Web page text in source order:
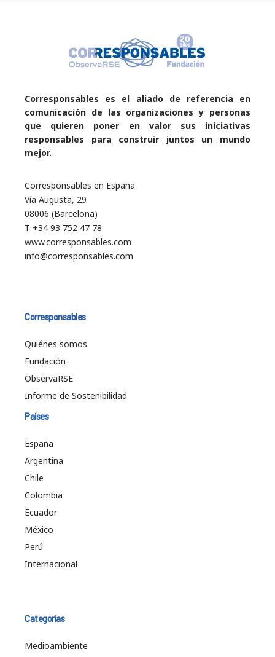
Corresponsables es el aliado de referencia en
comunicación de las organizaciones y personas
que quieren poner en valor sus iniciativas
responsables para construir juntos un mundo
mejor.
Corresponsables en España
Vía Augusta, 29
08006 (Barcelona)
T +34 93 752 47 78
www.corresponsables.com
info@corresponsables.com
Corresponsables
Quiénes somos
Fundación
ObservaRSE
Informe de Sostenibilidad
Países
España
Argentina
Chile
Colombia
Ecuador
México
Perú
Internacional
Categorías
Medioambiente